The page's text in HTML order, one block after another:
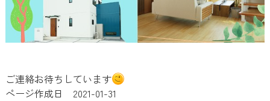
ご連絡お待ちしています
ページ作成日 2021-01-31